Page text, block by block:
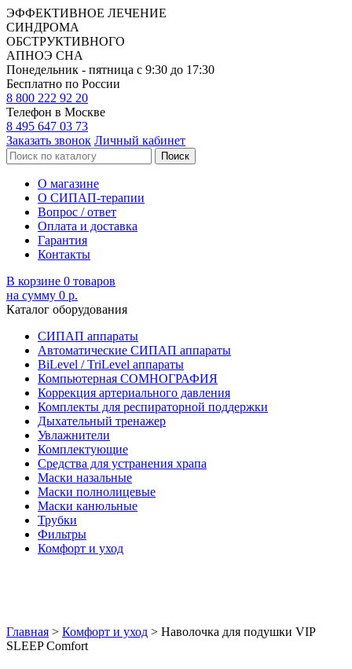
ЭФФЕКТИВНОЕ ЛЕЧЕНИЕ
СИНДРОМА
ОБСТРУКТИВНОГО
АПНОЭ СНА
Понедельник - пятница с 9:30 до 17:30
Бесплатно по России
8 800 222 92 20
Телефон в Москве
8 495 647 03 73
Заказать звонок Личный кабинет
О магазине
О СИПАП-терапии
Вопрос / ответ
Оплата и доставка
Гарантия
Контакты
В корзине 0 товаров
на сумму 0 р.
Каталог оборудования
СИПАП аппараты
Автоматические СИПАП аппараты
BiLevel / TriLevel аппараты
Компьютерная СОМНОГРАФИЯ
Коррекция артериального давления
Комплекты для респираторной поддержки
Дыхательный тренажер
Увлажнители
Комплектующие
Средства для устранения храпа
Маски назальные
Маски полнолицевые
Маски канюльные
Трубки
Фильтры
Комфорт и уход
Главная > Комфорт и уход > Наволочка для подушки VIP
SLEEP Comfort